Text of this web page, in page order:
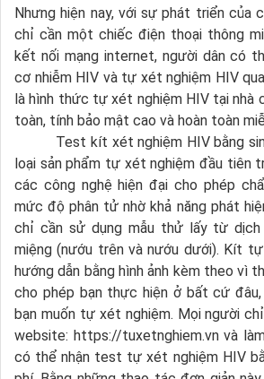
Nhưng hiện nay, với sự phát triển của
chỉ cần một chiếc điện thoại thông
kết nối mạng internet, người dân có
cơ nhiễm HIV và tự xét nghiệm HIV
là hình thức tự xét nghiệm HIV tại nhà
toàn, tính bảo mật cao và hoàn toàn
Test kít xét nghiệm HIV bằng sinh
loại sản phẩm tự xét nghiệm đầu tiên
các công nghệ hiện đại cho phép
mức độ phân tử nhờ khả năng phát
chỉ cần sử dụng mẫu thử lấy từ dịch
miệng (nướu trên và nướu dưới). Kít
hướng dẫn bằng hình ảnh kèm theo vì
cho phép bạn thực hiện ở bất cứ
bạn muốn tự xét nghiệm. Mọi người
website: https://tuxetnghiem.vn và
có thể nhận test tự xét nghiệm HIV